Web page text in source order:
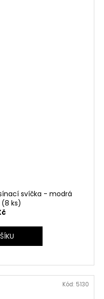
svíčka - modrá
(8 ks)
Kód: 5130